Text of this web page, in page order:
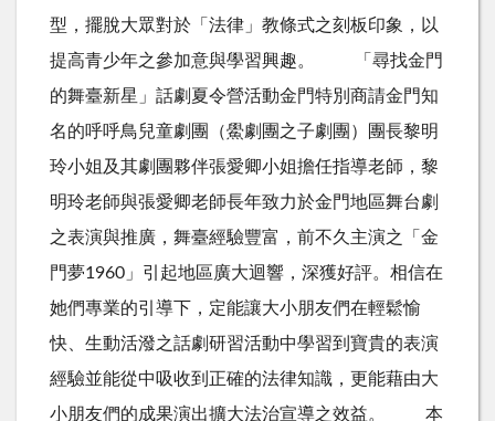
型，擺脫大眾對於「法律」教條式之刻板印象，以
提高青少年之參加意與學習興趣。 「尋找金門
的舞臺新星」話劇夏令營活動金門特別商請金門知
名的呼呼鳥兒童劇團（鱟劇團之子劇團）團長黎明
玲小姐及其劇團夥伴張愛卿小姐擔任指導老師，黎
明玲老師與張愛卿老師長年致力於金門地區舞台劇
之表演與推廣，舞臺經驗豐富，前不久主演之「金
門夢1960」引起地區廣大迴響，深獲好評。相信在
她們專業的引導下，定能讓大小朋友們在輕鬆愉
快、生動活潑之話劇研習活動中學習到寶貴的表演
經驗並能從中吸收到正確的法律知識，更能藉由大
小朋友們的成果演出擴大法治宣導之效益。 本